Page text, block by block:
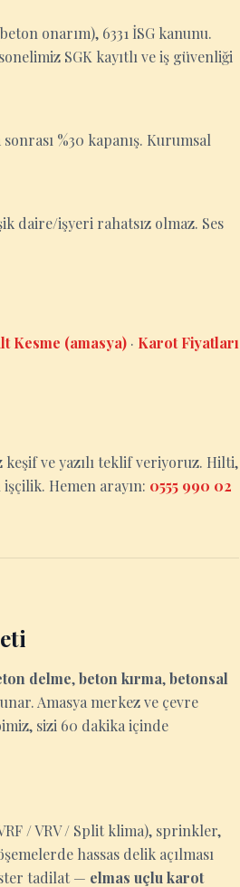
onarım), 6331 İSG kanunu.
SGK kayıtlı ve iş güvenliği
%30 kapanış. Kurumsal
daire/işyeri rahatsız olmaz. Ses
Kesme (amasya) · Karot Fiyatları
ve yazılı teklif veriyoruz. Hilti,
Hemen arayın: 0555 990 02
delme,beton kırma,betonsal
Amasya merkez ve çevre
sizi 60 dakika içinde
/ VRV / Split klima), sprinkler,
hassas delik açılması
tadilat — elmas uçlu karot